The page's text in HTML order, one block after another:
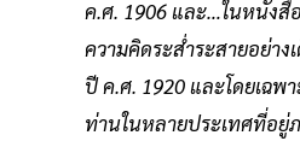
ค.ศ. 1906 และ…ในหนังสื
ความคิดระส่ําระสายอย่าง
ปี ค.ศ. 1920 และโดยเฉพ
ท่านในหลายประเทศที่อยู่